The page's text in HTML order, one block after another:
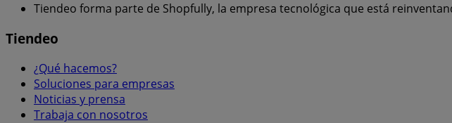
Tiendeo forma parte de Shopfully, la empresa tecnológica que está
Tiendeo
¿Qué hacemos?
Soluciones para empresas
Noticias y prensa
Trabaja con nosotros